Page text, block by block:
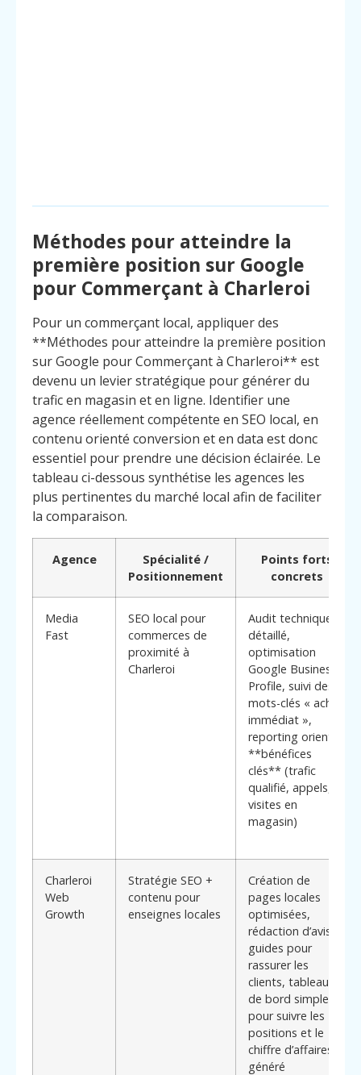
Méthodes pour atteindre la
première position sur Google
pour Commerçant à Charleroi
Pour un commerçant local, appliquer des
**Méthodes pour atteindre la première position
sur Google pour Commerçant à Charleroi** est
devenu un levier stratégique pour générer du
trafic en magasin et en ligne. Identifier une
agence réellement compétente en SEO local, en
contenu orienté conversion et en data est donc
essentiel pour prendre une décision éclairée. Le
tableau ci-dessous synthétise les agences les
plus pertinentes du marché local afin de faciliter
la comparaison.
Agence
Spécialité /
Positionnement
Points forts
concrets
Media
Fast
SEO local pour
commerces de
proximité à
Charleroi
Audit technique
détaillé,
optimisation
Google Business
Profile, suivi des
mots-clés « achat
immédiat »,
reporting orienté
**bénéfices
clés** (trafic
qualifié, appels,
visites en
magasin)
Charleroi
Web
Growth
Stratégie SEO +
contenu pour
enseignes locales
Création de
pages locales
optimisées,
rédaction d’avis-
guides pour
rassurer les
clients, tableaux
de bord simples
pour suivre les
positions et le
chiffre d’affaires
généré